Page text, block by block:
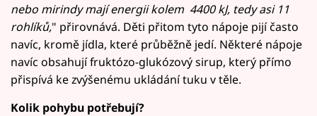
nebo mirindy mají energii kolem 4400 kJ, tedy asi 11
rohlíků," přirovnává. Děti přitom tyto nápoje pijí často
navíc, kromě jídla, které průběžně jedí. Některé nápoje
navíc obsahují fruktózo-glukózový sirup, který přímo
přispívá ke zvýšenému ukládání tuku v těle.
Kolik pohybu potřebují?